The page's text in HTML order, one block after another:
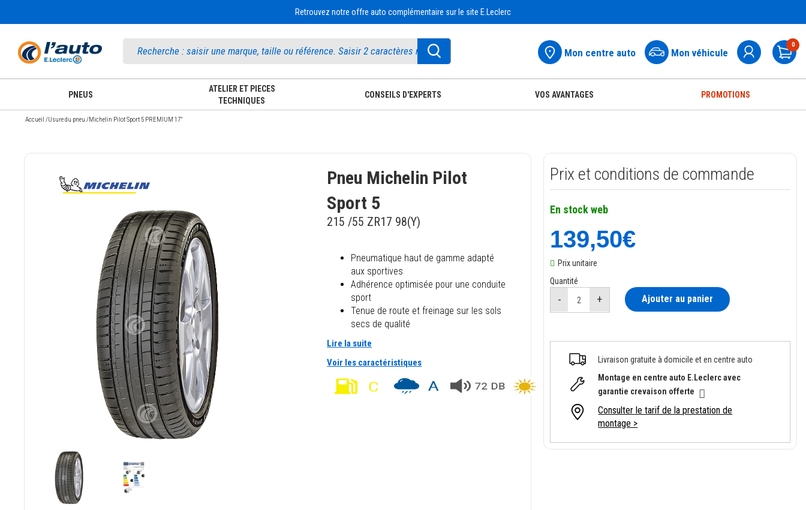
Retrouvez notre offre auto complémentaire sur le site E.Leclerc
Mon centre auto Mon véhicule
0
PNEUS
ATELIER ET PIECES
TECHNIQUES
CONSEILS D'EXPERTS VOS AVANTAGES PROMOTIONS
Accueil /Usure du pneu /Michelin Pilot Sport 5 PREMIUM 17"
Pneu Michelin Pilot
Sport 5
215 /55 ZR17 98(Y)
Pneumatique haut de gamme adapté
aux sportives
Adhérence optimisée pour une conduite
sport
Tenue de route et freinage sur les sols
secs de qualité
Lire la suite
Voir les caractéristiques
Prix et conditions de commande
En stock web
139,50€
Prix unitaire
Quantité
Ajouter au panier
Livraison gratuite à domicile et en centre auto
Montage en centre auto E.Leclerc avec
garantie crevaison offerte
Consulter le tarif de la prestation de
montage >